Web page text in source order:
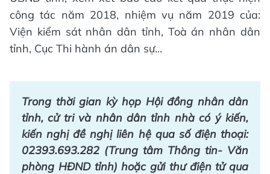
công tác năm 2018, nhiệm vụ năm 2019 của:
Viện kiểm sát nhân dân tỉnh, Toà án nhân dân
tỉnh, Cục Thi hành án dân sự...
Trong thời gian kỳ họp Hội đồng nhân dân
tỉnh, cử tri và nhân dân tỉnh nhà có ý kiến,
kiến nghị đề nghị liên hệ qua số điện thoại:
02393.693.282 (Trung tâm Thông tin- Văn
phòng HĐND tỉnh) hoặc gửi thư điện tử qua